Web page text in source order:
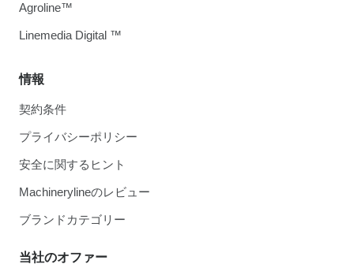
情報
契約条件
プライバシーポリシー
安全に関するヒント
Machinerylineのレビュー
ブランドカテゴリー
当社のオファー
Agroline™
Linemedia Digital ™